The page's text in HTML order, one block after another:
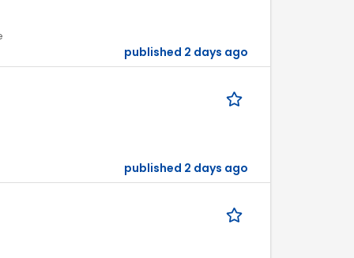
published 2 days ago
published 2 days ago